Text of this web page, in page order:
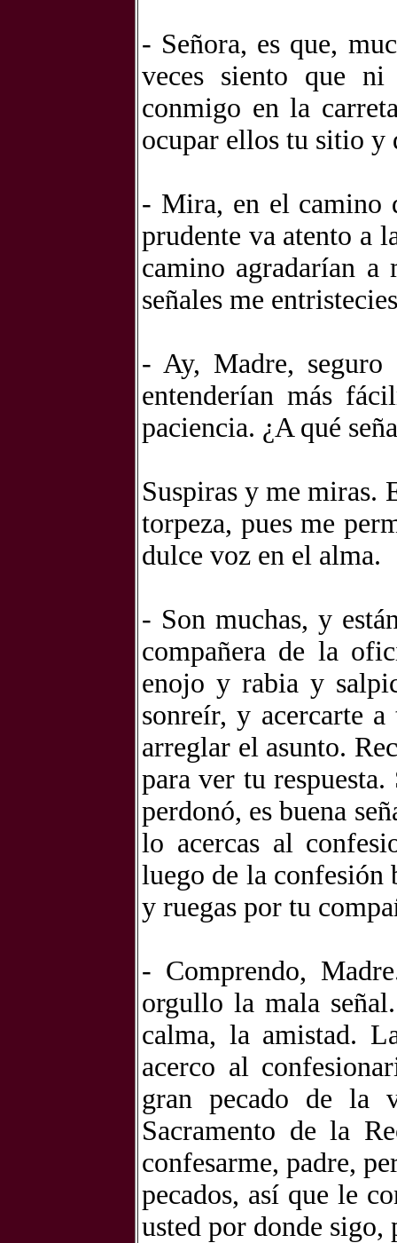
- Señora, es que,
veces siento que
conmigo en la
ocupar ellos tu sitio y
- Mira, en el camino
prudente va atento a
camino agradarían a
señales me
- Ay, Madre,
entenderían más
paciencia. ¿A qué
Suspiras y me miras.
torpeza, pues me
dulce voz en el alma.
- Son muchas, y
compañera de la
enojo y rabia y
sonreír, y acercarte
arreglar el asunto.
para ver tu
perdonó, es buena
lo acercas al
luego de la confesión
y ruegas por tu
- Comprendo,
orgullo la mala
calma, la amistad.
acerco al
gran pecado de la
Sacramento de la
confesarme, padre,
pecados, así que le
usted por donde sigo,